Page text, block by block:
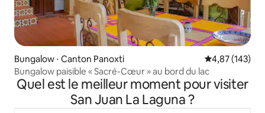
Bungalow ⋅ Canton Panoxti Évaluation
4,87 (143)
Bungalow paisible « Sacré-Cœur » au bord du lac
Quel est le meilleur moment pour visiter
San Juan La Laguna ?